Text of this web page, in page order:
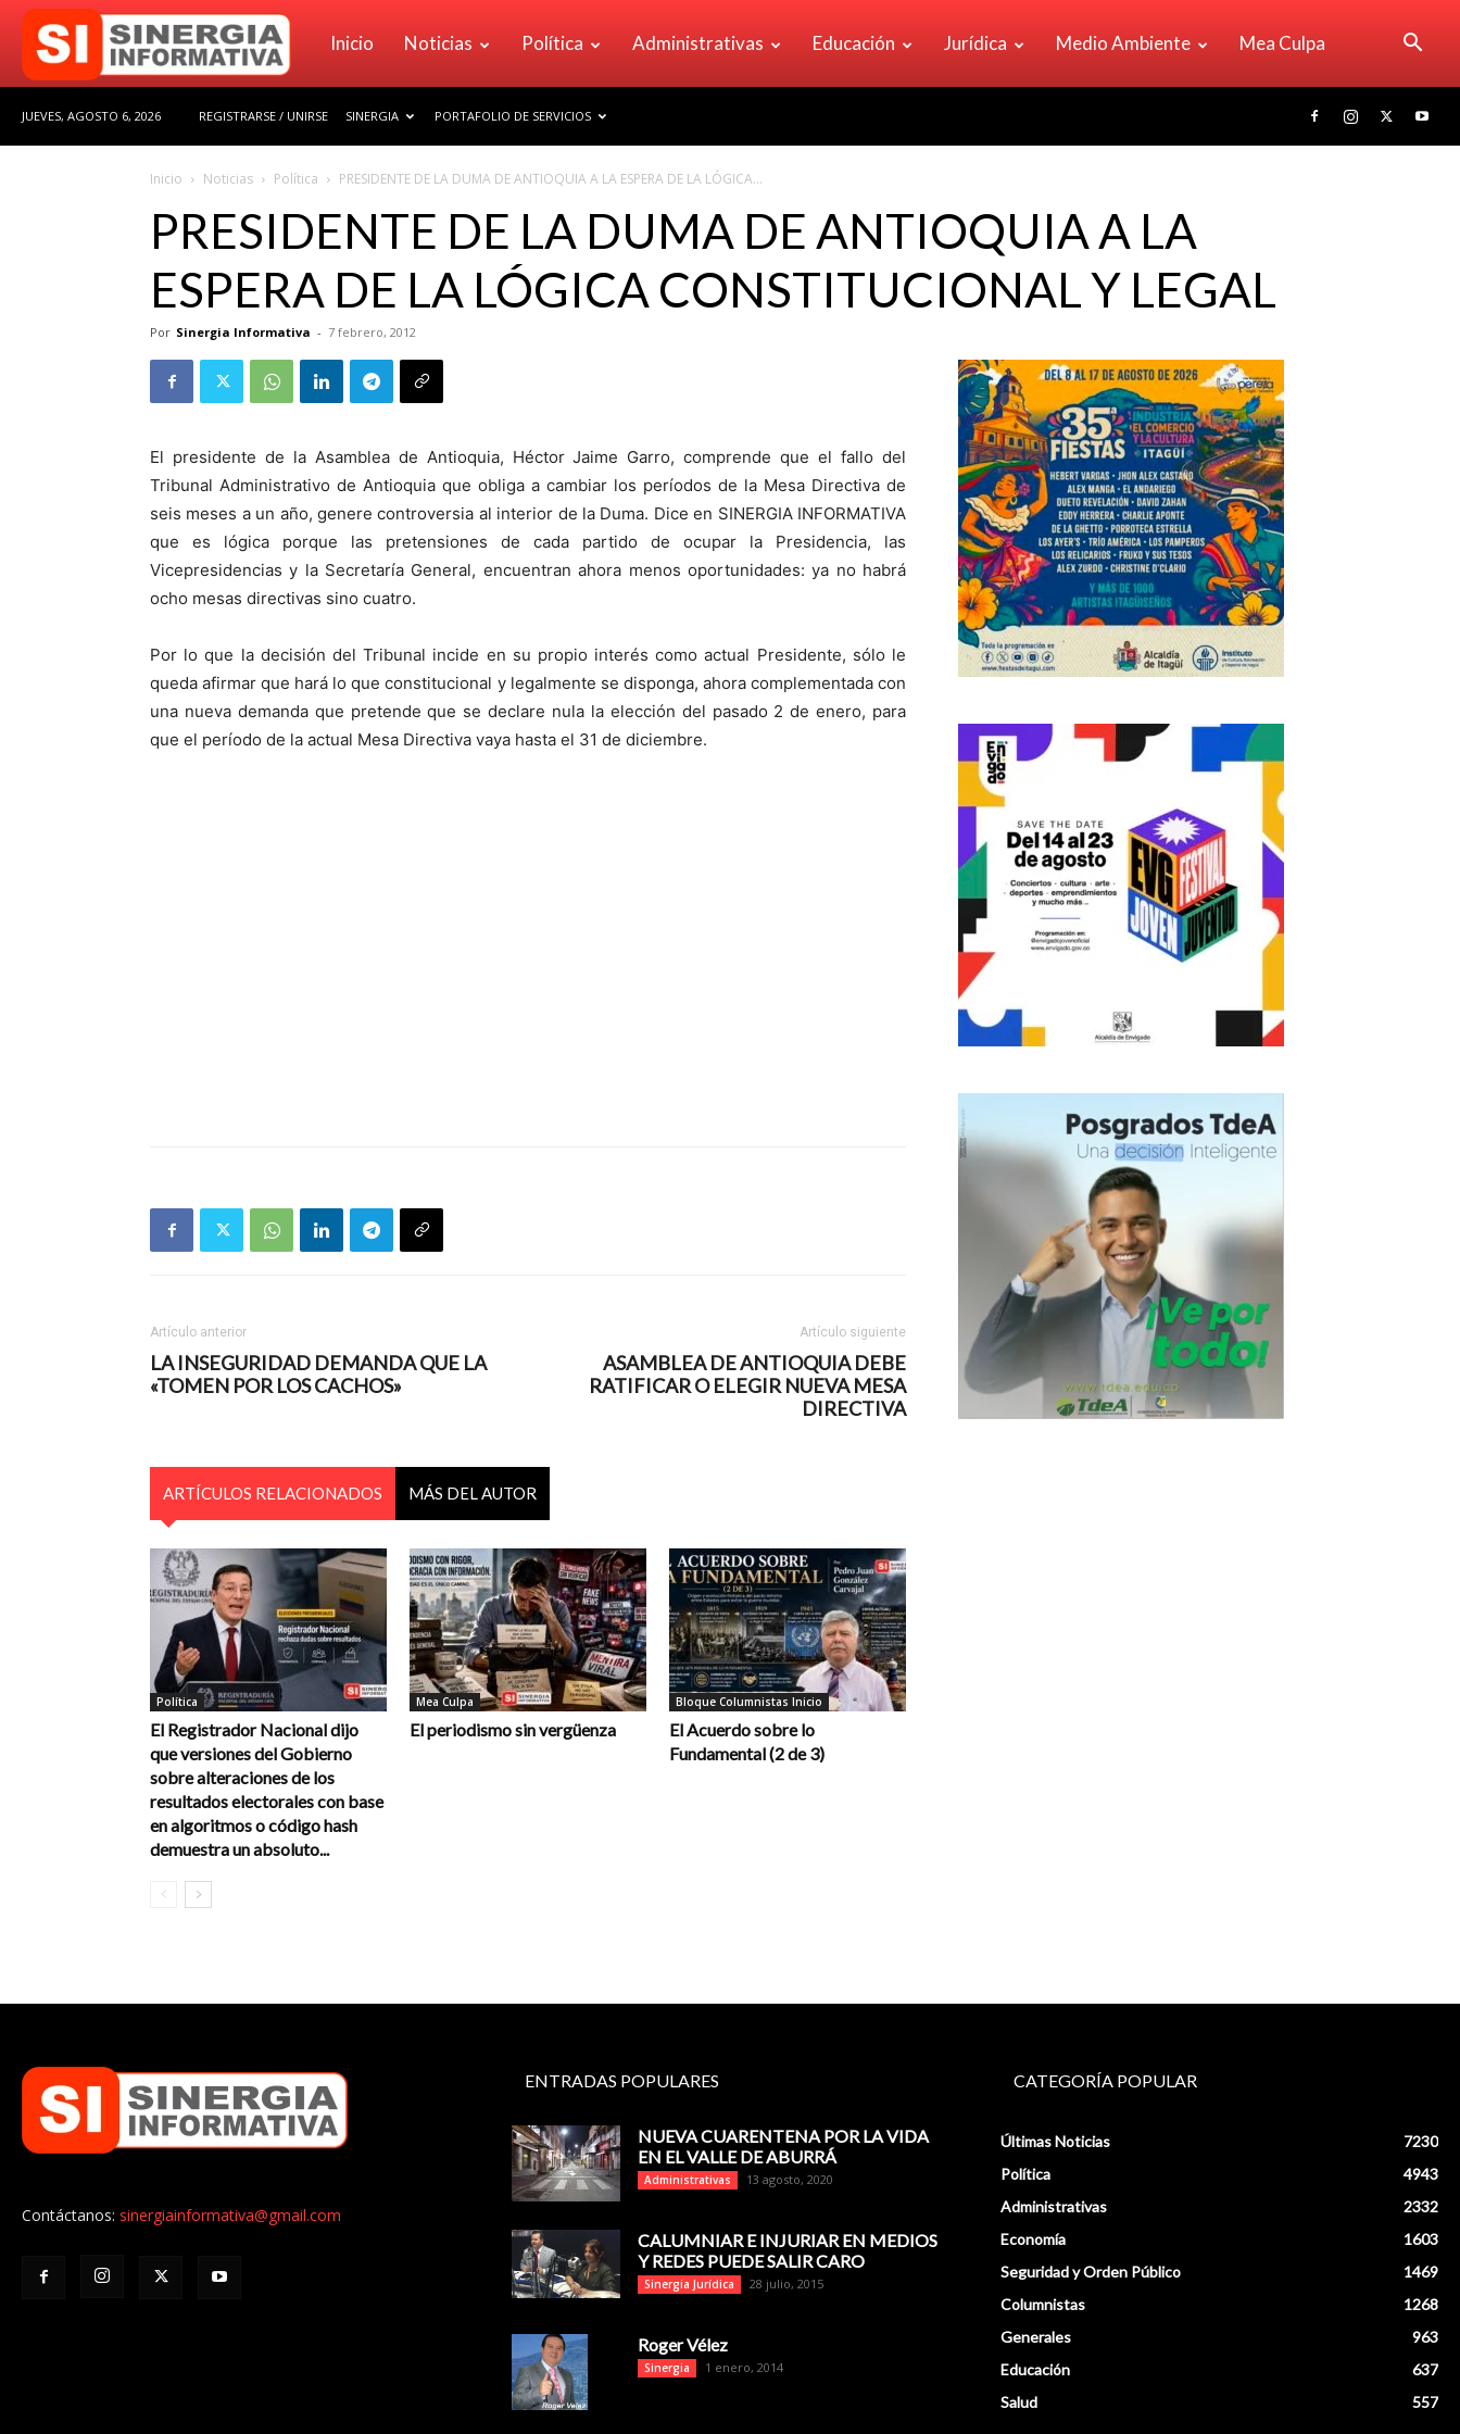
Sinergia
Inicio Noticias Política Administrativas Educación Jurídica Medio Ambiente Mea Culpa
JUEVES, AGOSTO 6, 2026 REGISTRARSE / UNIRSE SINERGIA PORTAFOLIO DE SERVICIOS
Inicio Noticias Política PRESIDENTE DE LA DUMA DE ANTIOQUIA A LA ESPERA DE LA LÓGICA...
PRESIDENTE DE LA DUMA DE ANTIOQUIA A LA
ESPERA DE LA LÓGICA CONSTITUCIONAL Y LEGAL
Por Sinergia Informativa - 7 febrero, 2012
El presidente de la Asamblea de Antioquia, Héctor Jaime Garro, comprende que el fallo del
Tribunal Administrativo de Antioquia que obliga a cambiar los períodos de la Mesa Directiva de
seis meses a un año, genere controversia al interior de la Duma. Dice en SINERGIA INFORMATIVA
que es lógica porque las pretensiones de cada partido de ocupar la Presidencia, las
Vicepresidencias y la Secretaría General, encuentran ahora menos oportunidades: ya no habrá
ocho mesas directivas sino cuatro.
Por lo que la decisión del Tribunal incide en su propio interés como actual Presidente, sólo le
queda afirmar que hará lo que constitucional y legalmente se disponga, ahora complementada con
una nueva demanda que pretende que se declare nula la elección del pasado 2 de enero, para
que el período de la actual Mesa Directiva vaya hasta el 31 de diciembre.
Artículo anterior
LA INSEGURIDAD DEMANDA QUE LA
«TOMEN POR LOS CACHOS»
Artículo siguiente
ASAMBLEA DE ANTIOQUIA DEBE
RATIFICAR O ELEGIR NUEVA MESA
DIRECTIVA
ARTÍCULOS RELACIONADOS MÁS DEL AUTOR
Política
El Registrador Nacional dijo
que versiones del Gobierno
sobre alteraciones de los
resultados electorales con base
en algoritmos o código hash
demuestra un absoluto...
Mea Culpa
El periodismo sin vergüenza
Bloque Columnistas Inicio
El Acuerdo sobre lo
Fundamental (2 de 3)
Contáctanos: sinergiainformativa@gmail.com
ENTRADAS POPULARES
NUEVA CUARENTENA POR LA VIDA
EN EL VALLE DE ABURRÁ
Administrativas 13 agosto, 2020
CALUMNIAR E INJURIAR EN MEDIOS
Y REDES PUEDE SALIR CARO
Sinergia Jurídica 28 julio, 2015
Roger Vélez
Sinergia 1 enero, 2014
CATEGORÍA POPULAR
Últimas Noticias
7230
Política
4943
Administrativas
2332
Economía
1603
Seguridad y Orden Público
1469
Columnistas
1268
Generales
963
Educación
637
Salud
557